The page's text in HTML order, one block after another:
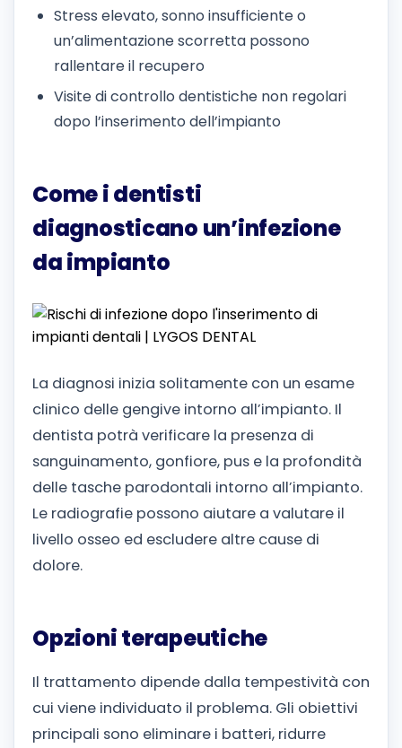
Stress elevato, sonno insufficiente o
un’alimentazione scorretta possono
rallentare il recupero
Visite di controllo dentistiche non regolari
dopo l’inserimento dell’impianto
Come i dentisti
diagnosticano un’infezione
da impianto
La diagnosi inizia solitamente con un esame
clinico delle gengive intorno all’impianto. Il
dentista potrà verificare la presenza di
sanguinamento, gonfiore, pus e la profondità
delle tasche parodontali intorno all’impianto.
Le radiografie possono aiutare a valutare il
livello osseo ed escludere altre cause di
dolore.
Opzioni terapeutiche
Il trattamento dipende dalla tempestività con
cui viene individuato il problema. Gli obiettivi
principali sono eliminare i batteri, ridurre